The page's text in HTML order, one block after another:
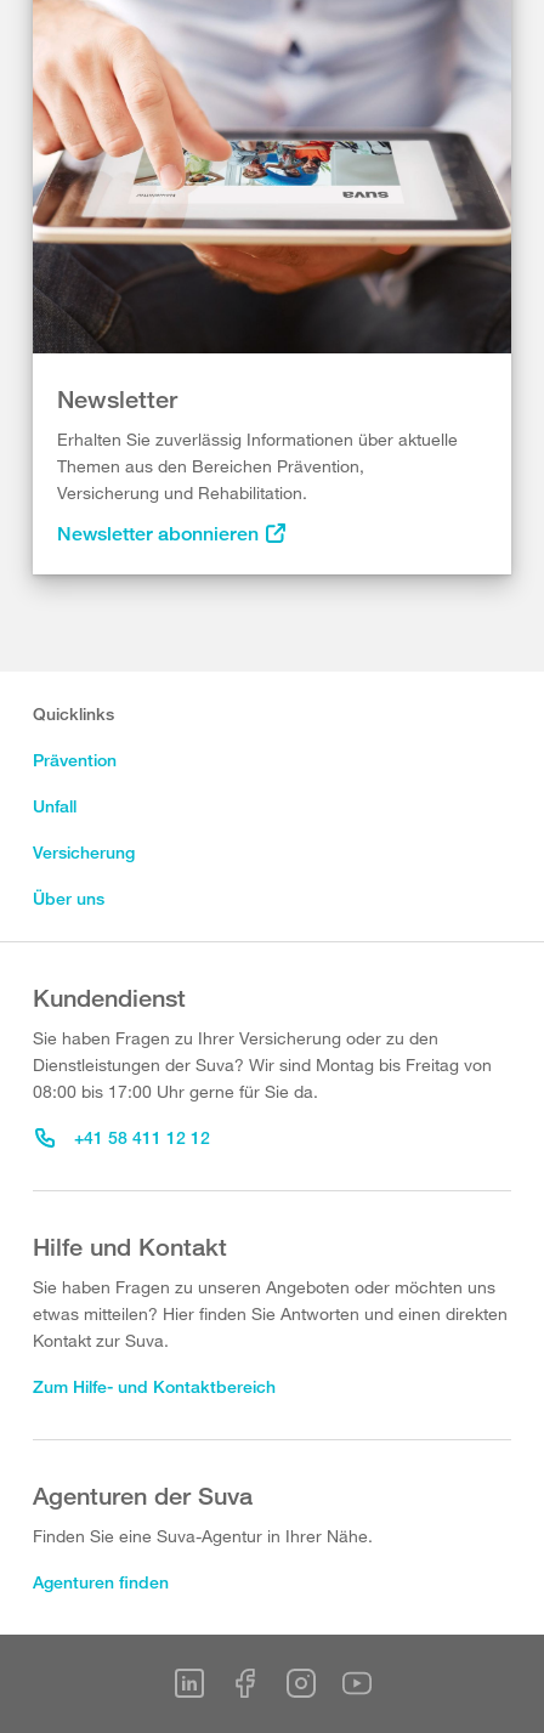
Newsletter
Erhalten Sie zuverlässig Informationen über aktuelle
Themen aus den Bereichen Prävention,
Versicherung und Rehabilitation.
Newsletter abonnieren
Quicklinks
Prävention
Unfall
Versicherung
Über uns
Kundendienst
Sie haben Fragen zu Ihrer Versicherung oder zu den
Dienstleistungen der Suva? Wir sind Montag bis Freitag von
08:00 bis 17:00 Uhr gerne für Sie da.
+41 58 411 12 12
Hilfe und Kontakt
Sie haben Fragen zu unseren Angeboten oder möchten uns
etwas mitteilen? Hier finden Sie Antworten und einen direkten
Kontakt zur Suva.
Zum Hilfe- und Kontaktbereich
Agenturen der Suva
Finden Sie eine Suva-Agentur in Ihrer Nähe.
Agenturen finden